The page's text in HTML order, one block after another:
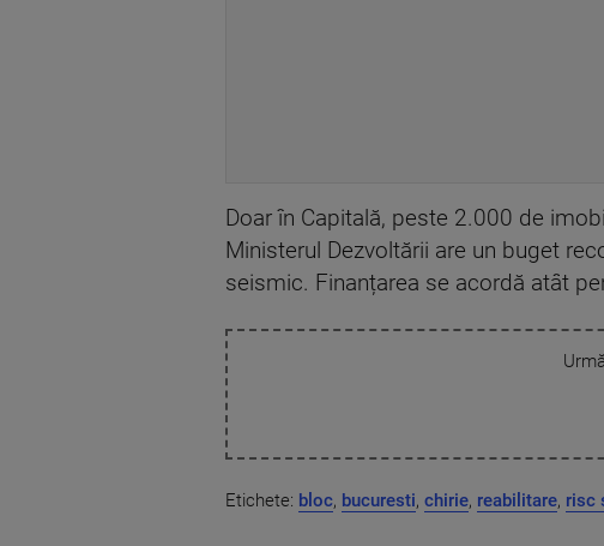
Doar în Capitală, peste 2.000 de
Ministerul Dezvoltării are un buget
seismic. Finanțarea se acordă atât
Etichete: bloc, bucuresti, chirie, reabilitare, risc